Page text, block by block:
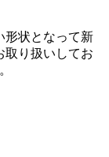
形状となって新
取り扱いしてお